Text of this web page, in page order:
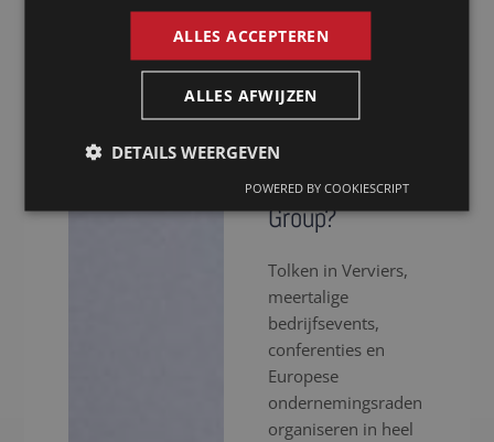
Waarom kiezen
voor een tolk
in Verviers via
The Presence
Group?
Tolken in Verviers,
meertalige
bedrijfsevents,
conferenties en
Europese
ondernemingsraden
organiseren in heel
ALLES ACCEPTEREN
ALLES AFWIJZEN
DETAILS WEERGEVEN
POWERED BY COOKIESCRIPT